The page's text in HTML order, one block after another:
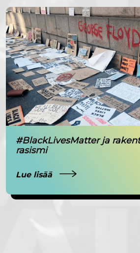
#BlackLivesMatter ja
rasismi
Lue lisää